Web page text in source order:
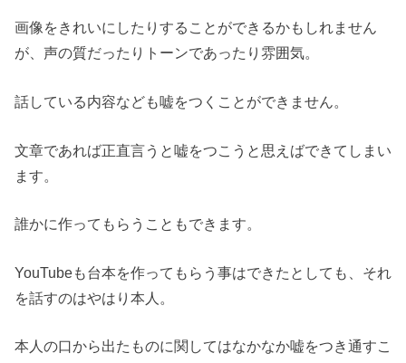
画像をきれいにしたりすることができるかもしれません
が、声の質だったりトーンであったり雰囲気。
話している内容なども嘘をつくことができません。
文章であれば正直言うと嘘をつこうと思えばできてしまい
ます。
誰かに作ってもらうこともできます。
YouTubeも台本を作ってもらう事はできたとしても、それ
を話すのはやはり本人。
本人の口から出たものに関してはなかなか嘘をつき通すこ